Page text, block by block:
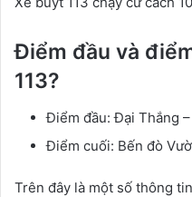
Điểm đầu và
113?
Điểm đầu: Đại Thắng
Điểm cuối: Bến đò
Trên đây là một số thông